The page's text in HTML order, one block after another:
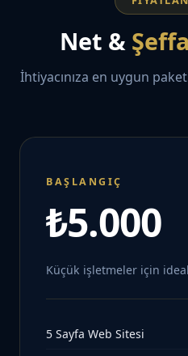
Net &
İhtiyacınıza en uygun
BAŞLANGIÇ
₺5.000
Küçük işletmeler için
5 Sayfa Web Sitesi